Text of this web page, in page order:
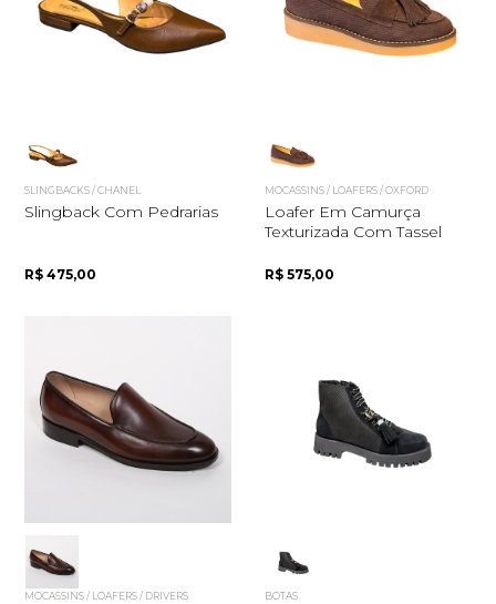
Quero me cadastrar
SLINGBACKS / CHANEL
Slingback Com Pedrarias
R$ 475,00
MOCASSINS / LOAFERS / OXFORD
Loafer Em Camurça
Texturizada Com Tassel
R$ 575,00
MOCASSINS / LOAFERS / DRIVERS BOTAS